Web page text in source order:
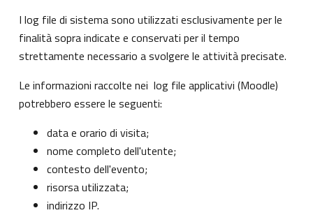
I log file di sistema sono utilizzati esclusivamente per le
finalità sopra indicate e conservati per il tempo
strettamente necessario a svolgere le attività precisate.
Le informazioni raccolte nei log file applicativi (Moodle)
potrebbero essere le seguenti:
data e orario di visita;
nome completo dell'utente;
contesto dell'evento;
risorsa utilizzata;
indirizzo IP.